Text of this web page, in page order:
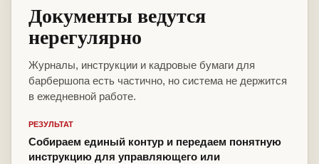
Документы ведутся
нерегулярно
Журналы, инструкции и кадровые бумаги для
барбершопа есть частично, но система не держится
в ежедневной работе.
РЕЗУЛЬТАТ
Собираем единый контур и передаем понятную
инструкцию для управляющего или